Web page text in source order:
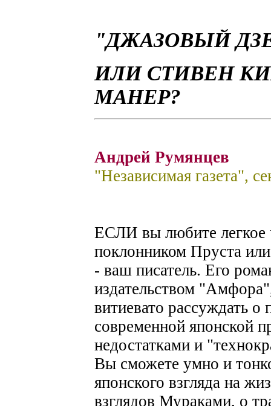
"ДЖАЗОВЫЙ
ИЛИ СТИВЕН
МАНЕР?
Андрей Румянцев
"Независимая газета",
ЕСЛИ вы любите легкое
поклонником Пруста
- ваш писатель. Его
издательством
витиевато рассуждать
современной японской
недостатками и
Вы сможете умно и
японского взгляда на
взглядов Мураками, о